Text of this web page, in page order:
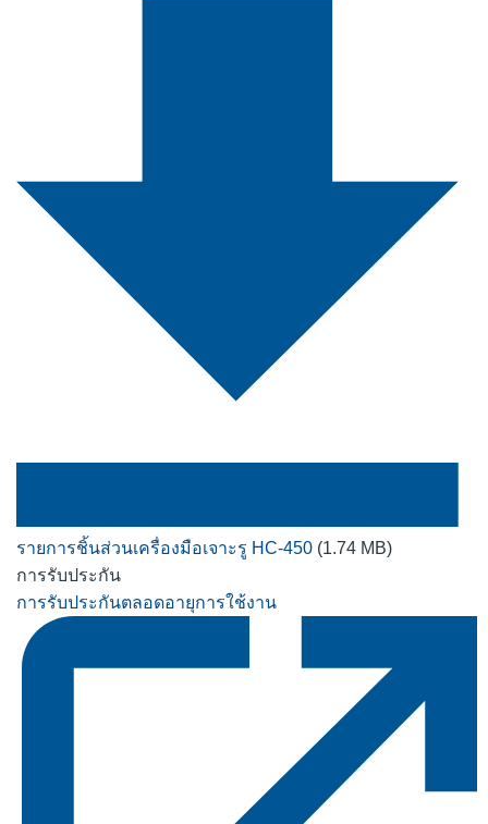
รายการชิ้นส่วนเครื่องมือเจาะรู HC-450 (1.74 MB)
การรับประกัน
การรับประกันตลอดอายุการใช้งาน